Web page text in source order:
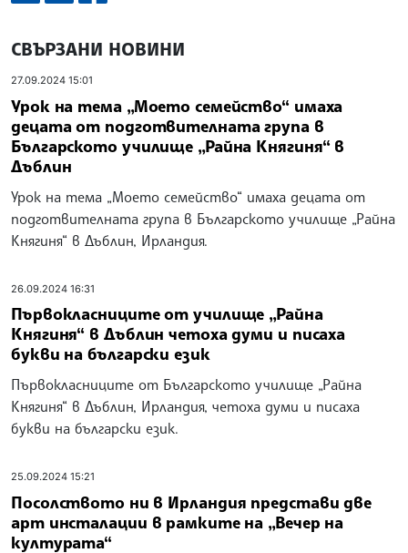
СВЪРЗАНИ НОВИНИ
27.09.2024 15:01
Урок на тема „Моето семейство“ имаха
децата от подготвителната група в
Българското училище „Райна Княгиня“ в
Дъблин
Урок на тема „Моето семейство“ имаха децата от
подготвителната група в Българското училище „Райна
Княгиня“ в Дъблин, Ирландия.
26.09.2024 16:31
Първокласниците от училище „Райна
Княгиня“ в Дъблин четоха думи и писаха
букви на български език
Първокласниците от Българското училище „Райна
Княгиня“ в Дъблин, Ирландия, четоха думи и писаха
букви на български език.
25.09.2024 15:21
Посолството ни в Ирландия представи две
арт инсталации в рамките на „Вечер на
културата“